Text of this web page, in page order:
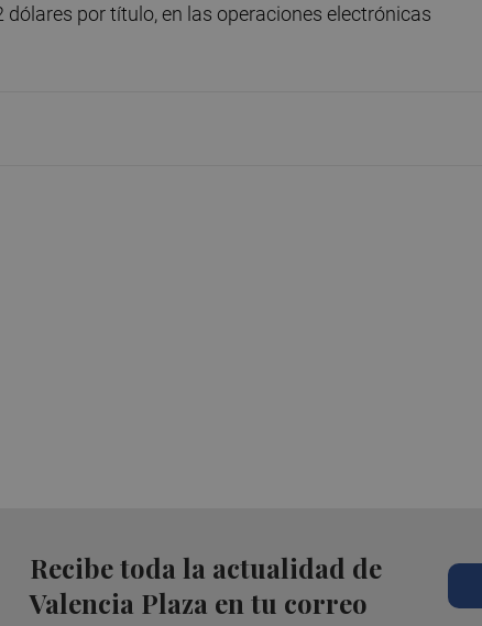
dólares por título, en las operaciones electrónicas
Recibe toda la actualidad de
Valencia Plaza en tu correo